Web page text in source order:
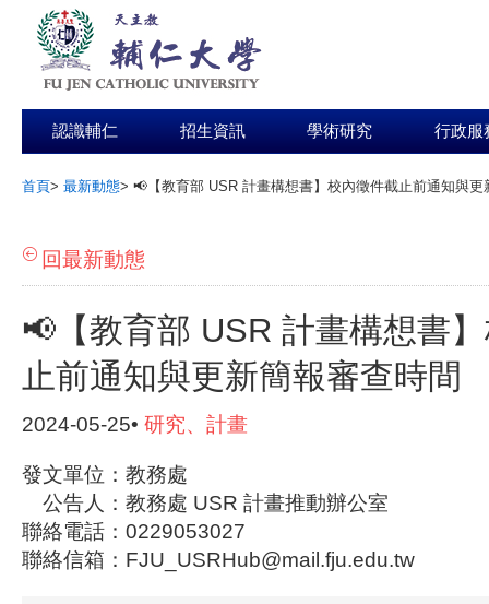
認識輔仁 招生資訊 學術研究 行政服
首頁> 最新動態> 📢【教育部 USR 計畫構想書】校內徵件截止前通知與更
回最新動態
📢【教育部 USR 計畫構想書
止前通知與更新簡報審查時間
2024-05-25• 研究、計畫
發文單位：教務處
公告人：教務處 USR 計畫推動辦公室
聯絡電話：0229053027
聯絡信箱：FJU_USRHub@mail.fju.edu.tw